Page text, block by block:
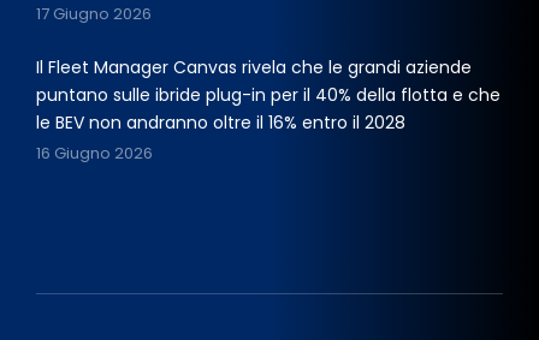
17 Giugno 2026
Il Fleet Manager Canvas rivela che le grandi aziende
puntano sulle ibride plug-in per il 40% della flotta e che
le BEV non andranno oltre il 16% entro il 2028
16 Giugno 2026